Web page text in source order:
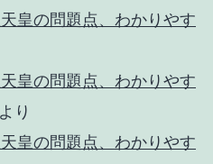
皇の問題点、わかりやす
皇の問題点、わかりやす
より
皇の問題点、わかりやす